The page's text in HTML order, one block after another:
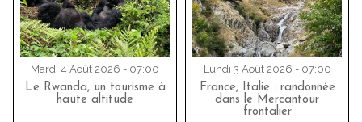
Mardi 4 Août 2026 - 07:00
Le Rwanda, un tourisme à
haute altitude
Lundi 3 Août 2026 - 07:00
France, Italie : randonnée
dans le Mercantour
frontalier